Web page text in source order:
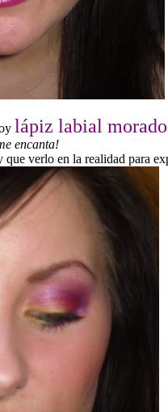
lápiz labial morado
encanta!
verlo en la realidad para